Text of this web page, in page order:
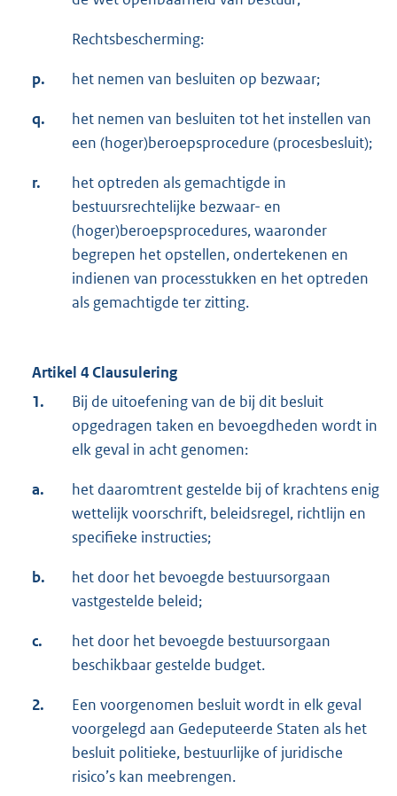
Rechtsbescherming:
p. het nemen van besluiten op bezwaar;
q.
het nemen van besluiten tot het instellen van
een (hoger)beroepsprocedure (procesbesluit);
r.
het optreden als gemachtigde in
bestuursrechtelijke bezwaar- en
(hoger)beroepsprocedures, waaronder
begrepen het opstellen, ondertekenen en
indienen van processtukken en het optreden
als gemachtigde ter zitting.
Artikel 4 Clausulering
1.
Bij de uitoefening van de bij dit besluit
opgedragen taken en bevoegdheden wordt in
elk geval in acht genomen:
a.
het daaromtrent gestelde bij of krachtens enig
wettelijk voorschrift, beleidsregel, richtlijn en
specifieke instructies;
b.
het door het bevoegde bestuursorgaan
vastgestelde beleid;
c.
het door het bevoegde bestuursorgaan
beschikbaar gestelde budget.
2.
Een voorgenomen besluit wordt in elk geval
voorgelegd aan Gedeputeerde Staten als het
besluit politieke, bestuurlijke of juridische
risico’s kan meebrengen.